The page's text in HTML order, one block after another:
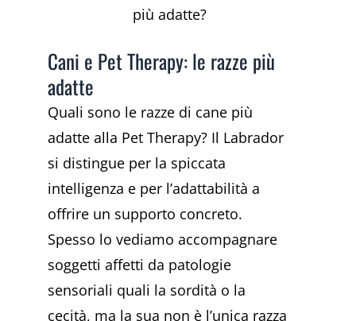
più adatte?
Cani e Pet Therapy: le razze più
adatte
Quali sono le razze di cane più
adatte alla Pet Therapy? Il Labrador
si distingue per la spiccata
intelligenza e per l’adattabilità a
offrire un supporto concreto.
Spesso lo vediamo accompagnare
soggetti affetti da patologie
sensoriali quali la sordità o la
cecità, ma la sua non è l’unica razza